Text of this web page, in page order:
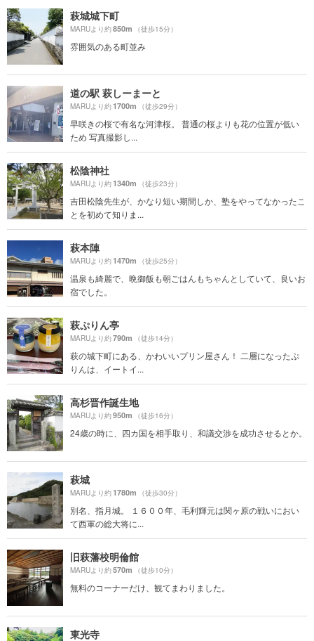
萩城城下町
MARUより約850m （徒歩15分）
雰囲気のある町並み
道の駅 萩しーまーと
MARUより約1700m （徒歩29分）
早咲きの桜で有名な河津桜。 普通の桜よりも花の位置が低い
ため 写真撮影し...
松陰神社
MARUより約1340m （徒歩23分）
吉田松陰先生が、かなり短い期間しか、塾をやってなかったこ
とを初めて知りま...
萩本陣
MARUより約1470m （徒歩25分）
温泉も綺麗で、晩御飯も朝ごはんもちゃんとしていて、良いお
宿でした。
萩ぷりん亭
MARUより約790m （徒歩14分）
萩の城下町にある、かわいいプリン屋さん！ 二層になったぷ
りんは、イートイ...
高杉晋作誕生地
MARUより約950m （徒歩16分）
24歳の時に、四カ国を相手取り、和議交渉を成功させるとか。
萩城
MARUより約1780m （徒歩30分）
別名、指月城。 １６００年、毛利輝元は関ヶ原の戦いにおい
て西軍の総大将に...
旧萩藩校明倫館
MARUより約570m （徒歩10分）
無料のコーナーだけ、観てまわりました。
東光寺